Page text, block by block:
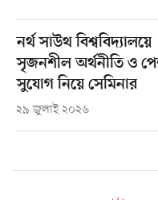
নর্থ সাউথ বিশ্ববিদ্যালয়ে
সৃজনশীল অর্থনীতি ও
সুযোগ নিয়ে সেমিনার
২৯ জুলাই ২০২৬